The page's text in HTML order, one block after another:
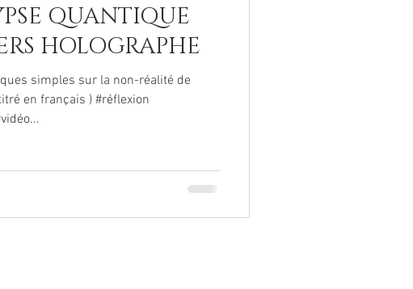
QUANTIQUE
HOLOGRAPHE
simples sur la non-réalité de
en français ) #réflexion